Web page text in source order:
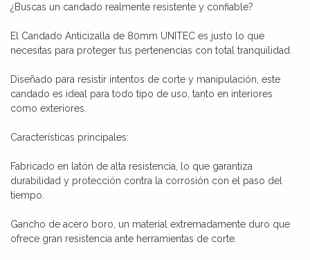
¿Buscas un candado realmente resistente y confiable?
El Candado Anticizalla de 80mm UNITEC es justo lo que
necesitas para proteger tus pertenencias con total tranquilidad.
Diseñado para resistir intentos de corte y manipulación, este
candado es ideal para todo tipo de uso, tanto en interiores
como exteriores.
Características principales:
Fabricado en latón de alta resistencia, lo que garantiza
durabilidad y protección contra la corrosión con el paso del
tiempo.
Gancho de acero boro, un material extremadamente duro que
ofrece gran resistencia ante herramientas de corte.